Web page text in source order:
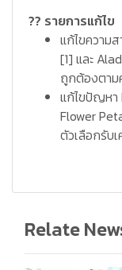
?? รายการแก้ไข
แก้ไขความ
[1] และ
ถูกต้องตาม
แก้ไขปัญหา
Flower
ตัวเลือกรับ
Relate